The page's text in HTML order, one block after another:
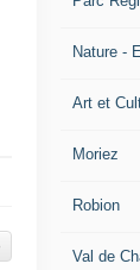
Nature -
Art et
Moriez
Robion
Val de